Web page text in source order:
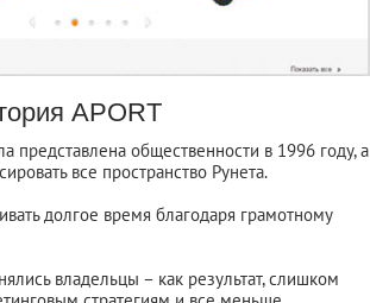
APORT
представлена общественности в 1996 году, а
все пространство Рунета.
долгое время благодаря грамотному
владельцы – как результат, слишком